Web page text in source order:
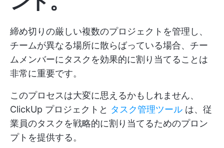
締め切りの厳しい複数のプロジェクトを管理し、
チームが異なる場所に散らばっている場合、チー
ムメンバーにタスクを効果的に割り当てることは
非常に重要です。
このプロセスは大変に思えるかもしれません、
ClickUp プロジェクトと タスク管理ツール は、従
業員のタスクを戦略的に割り当てるためのプロン
プトを提供する。